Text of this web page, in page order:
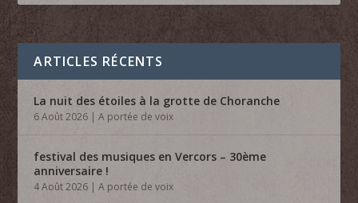
ARTICLES RÉCENTS
La nuit des étoiles à la grotte de Choranche
6 Août 2026 |A portée de voix
festival des musiques en Vercors – 30ème
anniversaire !
4 Août 2026 |A portée de voix